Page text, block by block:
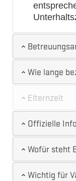
Wie lange
Elternzeit
Offizielle
Wofür steht
Wichtig für